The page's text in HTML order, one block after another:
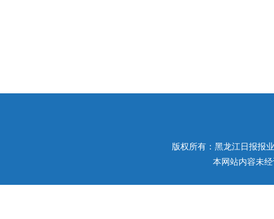
版权所有：黑龙江日报报
本网站内容未